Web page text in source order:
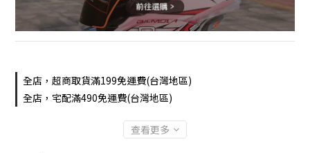
全店，超商取貨滿199免運費(台灣地區)
全店，宅配滿490免運費(台灣地區)
查看更多